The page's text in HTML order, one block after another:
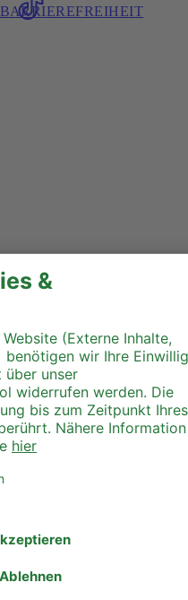
BARRIEREFREIHEIT